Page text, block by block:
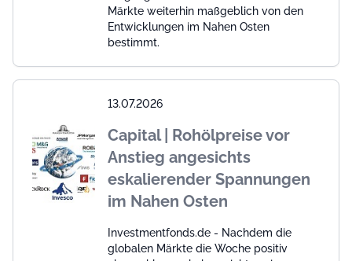
Märkte weiterhin maßgeblich von den
Entwicklungen im Nahen Osten
bestimmt.
13.07.2026
Capital | Rohölpreise vor
Anstieg angesichts
eskalierender Spannungen
im Nahen Osten
Investmentfonds.de - Nachdem die
globalen Märkte die Woche positiv